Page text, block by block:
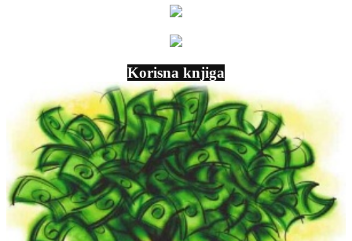
Korisna knjiga